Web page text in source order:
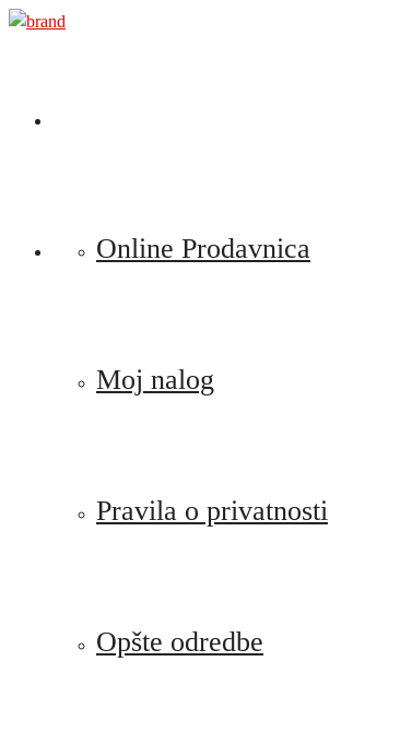
Preskoči
Online Prodavnica
Moj nalog
Pravila o privatnosti
Opšte odredbe